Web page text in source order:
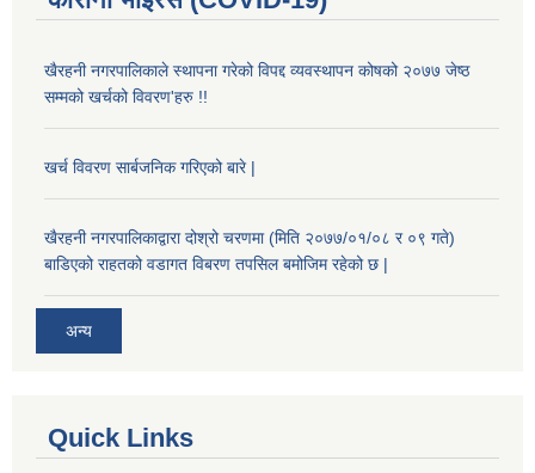
खैरहनी नगरपालिकाले स्थापना गरेको विपद्द व्यवस्थापन कोषको २०७७ जेष्ठ
सम्मको खर्चको विवरण'हरु !!
खर्च विवरण सार्बजनिक गरिएको बारे |
खैरहनी नगरपालिकाद्वारा दोश्रो चरणमा (मिति २०७७/०१/०८ र ०९ गते)
बाडिएको राहतको वडागत विबरण तपसिल बमोजिम रहेको छ |
अन्य
Quick Links